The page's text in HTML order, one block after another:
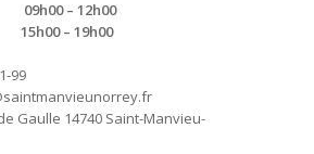
– 12h00
– 19h00
99
Gaulle 14740 Saint-Manvieu-